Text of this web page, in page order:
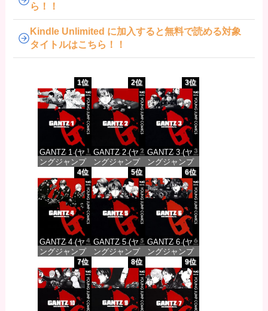
ら！！
Kindle Unlimited に加入すると無料で読める対象
タイトルはこちら！！
1位
GANTZ 1 (ヤ
ングジャンプ
コミックス
DIGITAL)
価格：¥100
2位
GANTZ 2 (ヤ
ングジャンプ
コミックス
DIGITAL)
価格：¥100
3位
GANTZ 3 (ヤ
ングジャンプ
コミックス
DIGITAL)
価格：¥100
4位
GANTZ 4 (ヤ
ングジャンプ
コミックス
DIGITAL)
価格：¥100
5位
GANTZ 5 (ヤ
ングジャンプ
コミックス
DIGITAL)
価格：¥100
6位
GANTZ 6 (ヤ
ングジャンプ
コミックス
DIGITAL)
価格：¥100
7位 8位 9位